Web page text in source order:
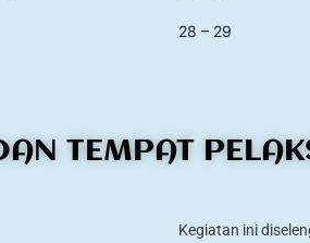
28 – 29
TEMPAT
Kegiatan ini